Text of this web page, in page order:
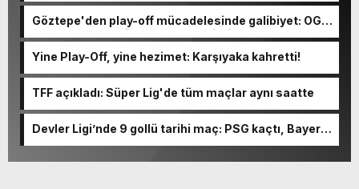
Göztepe'den play-off mücadelesinde galibiyet: OGM
Ormanspor'u evinde 90-92 devirdi
Yine Play-Off, yine hezimet: Karşıyaka kahretti!
TFF açıkladı: Süper Lig'de tüm maçlar aynı saatte
Devler Ligi’nde 9 gollü tarihi maç: PSG kaçtı, Bayern